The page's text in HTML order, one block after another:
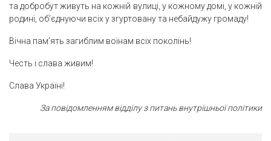
та добробут живуть на кожній вулиці, у кожному домі, у кожній
родині, об’єднуючи всіх у згуртовану та небайдужу громаду!
Вічна пам’ять загиблим воїнам всіх поколінь!
Честь і слава живим!
Слава Україні!
За повідомленням відділу з питань внутрішньої політики